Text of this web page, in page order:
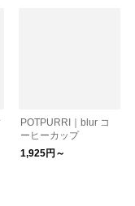
POTPURRI｜blur コ
ーヒーカップ
1,925円～